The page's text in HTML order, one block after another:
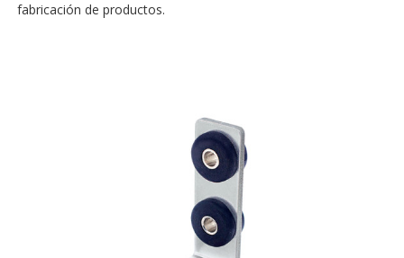
fabricación de productos.